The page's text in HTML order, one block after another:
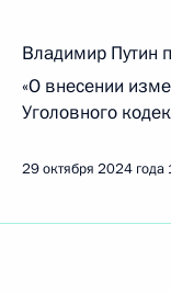
Владимир Путин
«О внесении
Уголовного
29 октября 2024 года